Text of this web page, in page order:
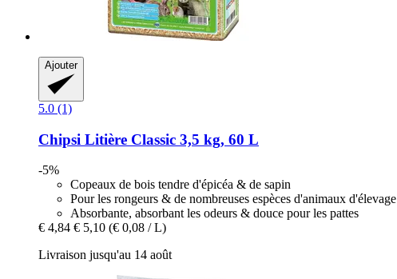
Ajouter
5.0 (1)
Chipsi Litière Classic 3,5 kg, 60 L
-5%
Copeaux de bois tendre d'épicéa & de sapin
Pour les rongeurs & de nombreuses espèces d'animaux d'élevage
Absorbante, absorbant les odeurs & douce pour les pattes
€ 4,84 € 5,10 (€ 0,08 / L)
Livraison jusqu'au 14 août